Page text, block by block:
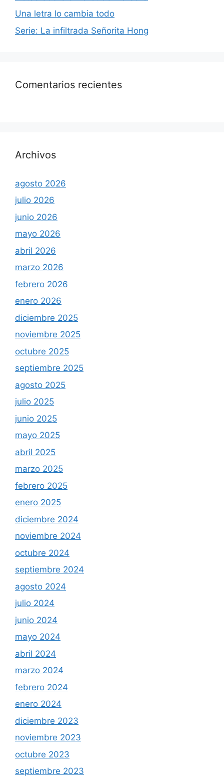
Una letra lo cambia todo
Serie: La infiltrada Señorita Hong
Comentarios recientes
Archivos
agosto 2026
julio 2026
junio 2026
mayo 2026
abril 2026
marzo 2026
febrero 2026
enero 2026
diciembre 2025
noviembre 2025
octubre 2025
septiembre 2025
agosto 2025
julio 2025
junio 2025
mayo 2025
abril 2025
marzo 2025
febrero 2025
enero 2025
diciembre 2024
noviembre 2024
octubre 2024
septiembre 2024
agosto 2024
julio 2024
junio 2024
mayo 2024
abril 2024
marzo 2024
febrero 2024
enero 2024
diciembre 2023
noviembre 2023
octubre 2023
septiembre 2023